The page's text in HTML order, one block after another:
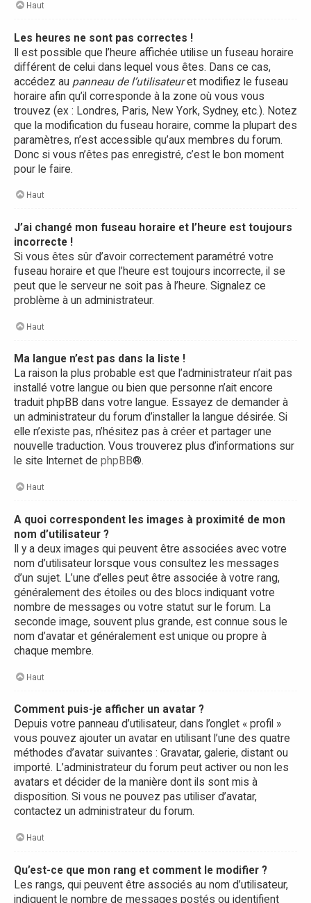
Haut
Les heures ne sont pas correctes !
Il est possible que l’heure affichée utilise un fuseau horaire
différent de celui dans lequel vous êtes. Dans ce cas,
accédez au panneau de l’utilisateuret modifiez le fuseau
horaire afin qu’il corresponde à la zone où vous vous
trouvez (ex : Londres, Paris, New York, Sydney, etc.). Notez
que la modification du fuseau horaire, comme la plupart des
paramètres, n’est accessible qu’aux membres du forum.
Donc si vous n’êtes pas enregistré, c’est le bon moment
pour le faire.
Haut
J’ai changé mon fuseau horaire et l’heure est toujours
incorrecte !
Si vous êtes sûr d’avoir correctement paramétré votre
fuseau horaire et que l’heure est toujours incorrecte, il se
peut que le serveur ne soit pas à l’heure. Signalez ce
problème à un administrateur.
Haut
Ma langue n’est pas dans la liste !
La raison la plus probable est que l’administrateur n’ait pas
installé votre langue ou bien que personne n’ait encore
traduit phpBB dans votre langue. Essayez de demander à
un administrateur du forum d’installer la langue désirée. Si
elle n’existe pas, n’hésitez pas à créer et partager une
nouvelle traduction. Vous trouverez plus d’informations sur
le site Internet de phpBB®.
Haut
A quoi correspondent les images à proximité de mon
nom d’utilisateur ?
Il y a deux images qui peuvent être associées avec votre
nom d’utilisateur lorsque vous consultez les messages
d’un sujet. L’une d’elles peut être associée à votre rang,
généralement des étoiles ou des blocs indiquant votre
nombre de messages ou votre statut sur le forum. La
seconde image, souvent plus grande, est connue sous le
nom d’avatar et généralement est unique ou propre à
chaque membre.
Haut
Comment puis-je afficher un avatar ?
Depuis votre panneau d’utilisateur, dans l’onglet « profil »
vous pouvez ajouter un avatar en utilisant l’une des quatre
méthodes d’avatar suivantes : Gravatar, galerie, distant ou
importé. L’administrateur du forum peut activer ou non les
avatars et décider de la manière dont ils sont mis à
disposition. Si vous ne pouvez pas utiliser d’avatar,
contactez un administrateur du forum.
Haut
Qu’est-ce que mon rang et comment le modifier ?
Les rangs, qui peuvent être associés au nom d’utilisateur,
indiquent le nombre de messages postés ou identifient